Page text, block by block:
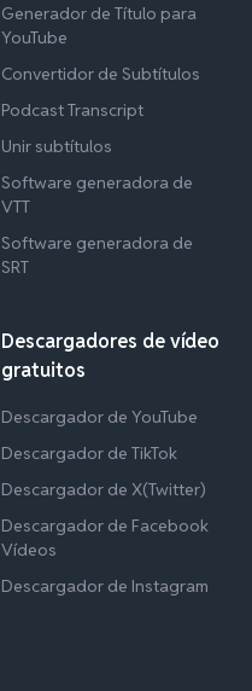
Generador de Título para
YouTube
Convertidor de Subtítulos
Podcast Transcript
Unir subtítulos
Software generadora de
VTT
Software generadora de
SRT
Descargadores de vídeo
gratuitos
Descargador de YouTube
Descargador de TikTok
Descargador de X(Twitter)
Descargador de Facebook
Vídeos
Descargador de Instagram